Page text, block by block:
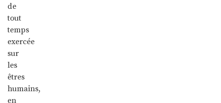
de
tout
temps
exercée
sur
les
êtres
humains,
en